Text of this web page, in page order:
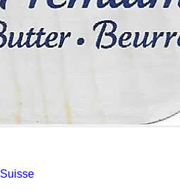
Suisse